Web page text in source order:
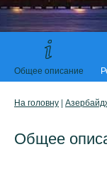
Общее описание
На головну |
Общее